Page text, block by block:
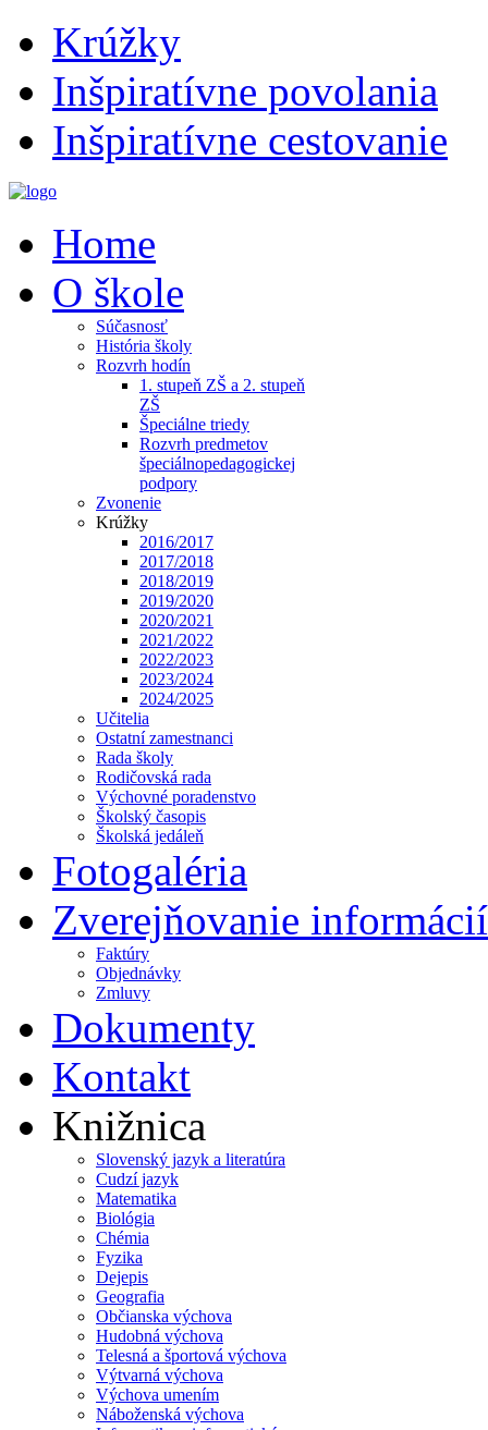
Krúžky
Inšpiratívne povolania
Inšpiratívne cestovanie
Home
O škole
Súčasnosť
História školy
Rozvrh hodín
1. stupeň ZŠ a 2. stupeň
ZŠ
Špeciálne triedy
Rozvrh predmetov
špeciálnopedagogickej
podpory
Zvonenie
Krúžky
2016/2017
2017/2018
2018/2019
2019/2020
2020/2021
2021/2022
2022/2023
2023/2024
2024/2025
Učitelia
Ostatní zamestnanci
Rada školy
Rodičovská rada
Výchovné poradenstvo
Školský časopis
Školská jedáleň
Fotogaléria
Zverejňovanie informácií
Faktúry
Objednávky
Zmluvy
Dokumenty
Kontakt
Knižnica
Slovenský jazyk a literatúra
Cudzí jazyk
Matematika
Biológia
Chémia
Fyzika
Dejepis
Geografia
Občianska výchova
Hudobná výchova
Telesná a športová výchova
Výtvarná výchova
Výchova umením
Náboženská výchova